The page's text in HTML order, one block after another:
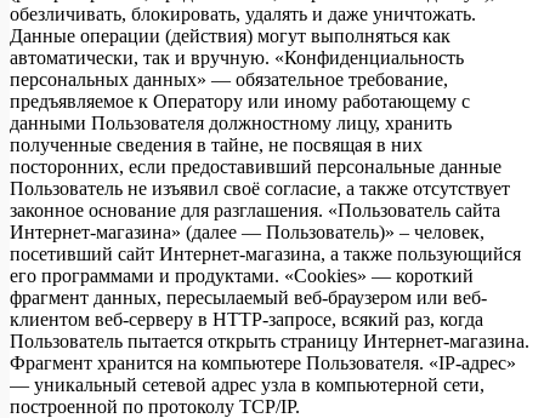
обезличивать, блокировать, удалять и даже уничтожать.
Данные операции (действия) могут выполняться как
автоматически, так и вручную. «Конфиденциальность
персональных данных» — обязательное требование,
предъявляемое к Оператору или иному работающему с
данными Пользователя должностному лицу, хранить
полученные сведения в тайне, не посвящая в них
посторонних, если предоставивший персональные данные
Пользователь не изъявил своё согласие, а также отсутствует
законное основание для разглашения. «Пользователь сайта
Интернет-магазина» (далее — Пользователь)» – человек,
посетивший сайт Интернет-магазина, а также пользующийся
его программами и продуктами. «Cookies» — короткий
фрагмент данных, пересылаемый веб-браузером или веб-
клиентом веб-серверу в HTTP-запросе, всякий раз, когда
Пользователь пытается открыть страницу Интернет-магазина.
Фрагмент хранится на компьютере Пользователя. «IP-адрес»
— уникальный сетевой адрес узла в компьютерной сети,
построенной по протоколу TCP/IP.